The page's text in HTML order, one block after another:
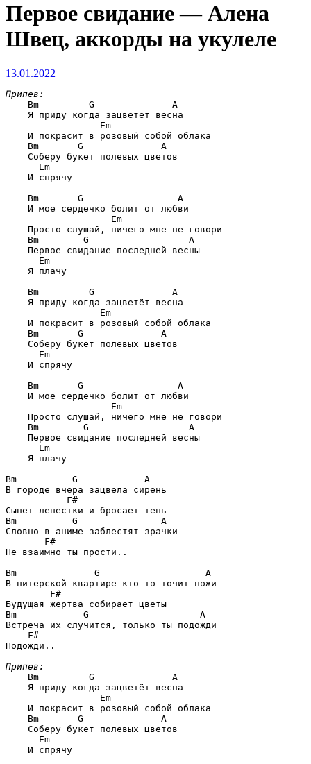
Первое свидание — Алена
Швец, аккорды на укулеле
13.01.2022
Припев:
Bm         G              A
    Я приду когда зацветёт весна
             Em
    И покрасит в розовый собой облака
Bm       G              A
    Соберу букет полевых цветов
  Em
    И спрячу
Bm       G                 A
    И мое сердечко болит от любви
               Em
    Просто слушай, ничего мне не говори
Bm        G                  A
    Первое свидание последней весны
  Em
    Я плачу
Bm         G              A
    Я приду когда зацветёт весна
             Em
    И покрасит в розовый собой облака
Bm       G              A
    Соберу букет полевых цветов
  Em
    И спрячу
Bm       G                 A
    И мое сердечко болит от любви
               Em
    Просто слушай, ничего мне не говори
Bm        G                  A
    Первое свидание последней весны
  Em
    Я плачу
Bm          G            A
           F#
Bm          G               A
       F#
Не взаимно ты прости..
Bm              G                   A
        F#
Bm            G                    A
    F#
Подожди..
Припев:
Bm         G              A
    Я приду когда зацветёт весна
             Em
    И покрасит в розовый собой облака
Bm       G              A
    Соберу букет полевых цветов
  Em
    И спрячу